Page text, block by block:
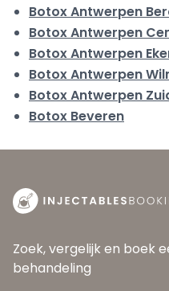
Botox Antwerpen
Botox Antwerpen
Botox Antwerpen
Botox Antwerpen
Botox Antwerpen
Botox Beveren
Zoek, vergelijk en boek
behandeling